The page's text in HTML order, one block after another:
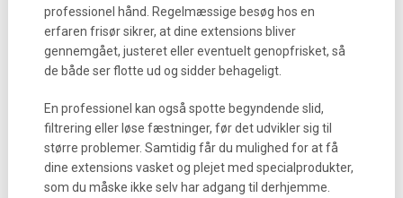
professionel hånd. Regelmæssige besøg hos en
erfaren frisør sikrer, at dine extensions bliver
gennemgået, justeret eller eventuelt genopfrisket, så
de både ser flotte ud og sidder behageligt.
En professionel kan også spotte begyndende slid,
filtrering eller løse fæstninger, før det udvikler sig til
større problemer. Samtidig får du mulighed for at få
dine extensions vasket og plejet med specialprodukter,
som du måske ikke selv har adgang til derhjemme.